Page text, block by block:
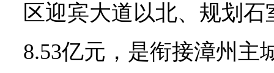
区迎宾大道以北、规划
8.53亿元，是衔接漳州主